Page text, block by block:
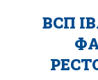
ВСП